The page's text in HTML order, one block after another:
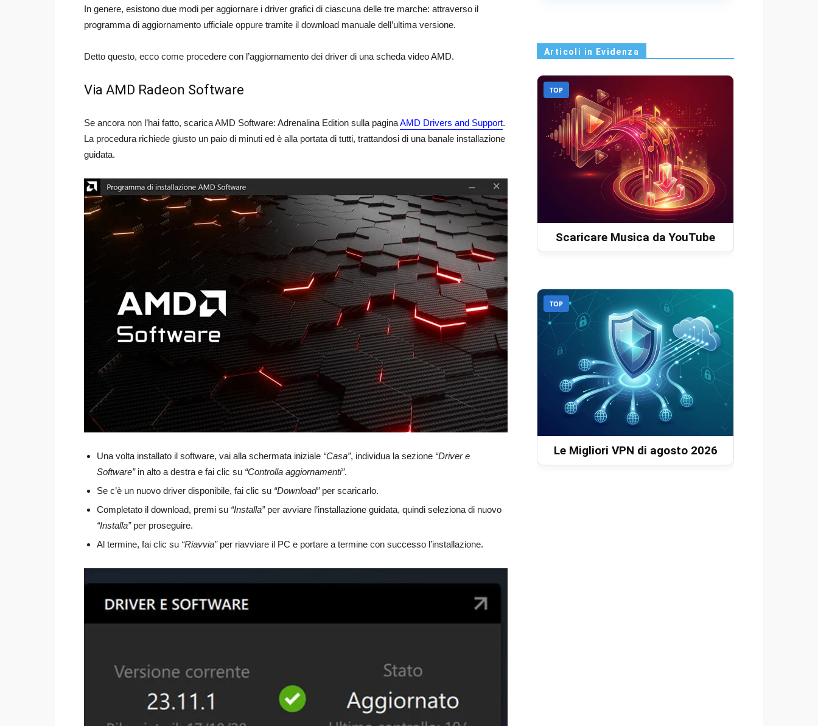
In genere, esistono due modi per aggiornare i driver grafici di ciascuna delle tre marche: attraverso il
programma di aggiornamento ufficiale oppure tramite il download manuale dell’ultima versione.
Detto questo, ecco come procedere con l’aggiornamento dei driver di una scheda video AMD.
Via AMD Radeon Software
Se ancora non l’hai fatto, scarica AMD Software: Adrenalina Edition sulla paginaAMD Drivers and Support.
La procedura richiede giusto un paio di minuti ed è alla portata di tutti, trattandosi di una banale installazione
guidata.
Una volta installato il software, vai alla schermata iniziale “Casa”, individua la sezione “Driver e
Software”in alto a destra e fai clic su “Controlla aggiornamenti”.
Se c’è un nuovo driver disponibile, fai clic su “Download”per scaricarlo.
Completato il download, premi su “Installa”per avviare l’installazione guidata, quindi seleziona di nuovo
“Installa”per proseguire.
Al termine, fai clic su “Riavvia”per riavviare il PC e portare a termine con successo l’installazione.
Articoli in Evidenza
TOP
Scaricare Musica da YouTube
TOP
Le Migliori VPN di agosto 2026